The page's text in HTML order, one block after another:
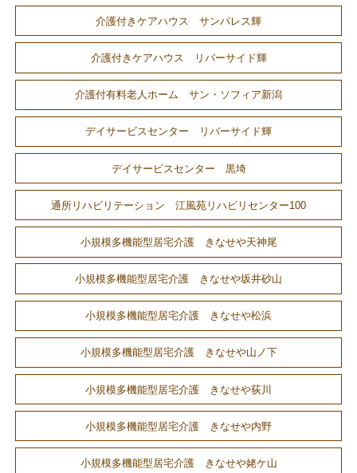
介護付きケアハウス サンパレス輝
介護付きケアハウス リバーサイド輝
介護付有料老人ホーム サン・ソフィア新潟
デイサービスセンター リバーサイド輝
デイサービスセンター 黒埼
通所リハビリテーション 江風苑リハビリセンター100
小規模多機能型居宅介護 きなせや天神尾
小規模多機能型居宅介護 きなせや坂井砂山
小規模多機能型居宅介護 きなせや松浜
小規模多機能型居宅介護 きなせや山ノ下
小規模多機能型居宅介護 きなせや荻川
小規模多機能型居宅介護 きなせや内野
小規模多機能型居宅介護 きなせや姥ケ山